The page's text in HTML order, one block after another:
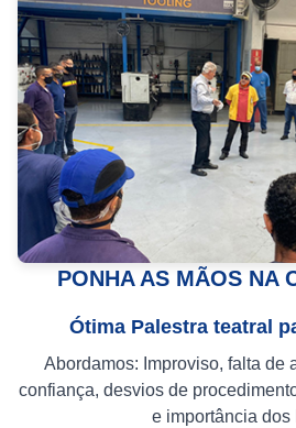
PONHA AS MÃOS NA
Ótima Palestra teatral
Abordamos: Improviso, falta de
confiança, desvios de
e importância dos